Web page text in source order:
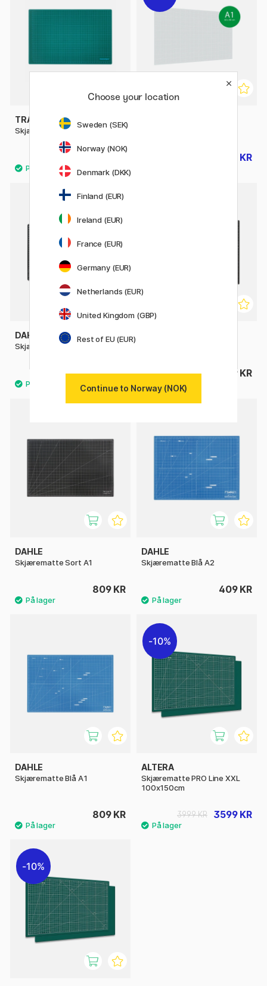
TRANSOTYPE
Skjærematte grønn/svart A3
1021 KR
DAHLE
Skjærematte Sort A3
215 KR 409 KR
DAHLE
Skjærematte Sort A1
809 KR
DAHLE
Skjærematte Blå A2
409 KR
DAHLE
Skjærematte Blå A1
809 KR
10%
ALTERA
Skjærematte PRO Line XXL
100x150cm
3599 KR
3999 KR
10%
Choose your location
Sweden (SEK)
Norway (NOK)
Denmark (DKK)
Finland (EUR)
Ireland (EUR)
France (EUR)
Germany (EUR)
Netherlands (EUR)
United Kingdom (GBP)
Rest of EU (EUR)
Continue to Norway (NOK)